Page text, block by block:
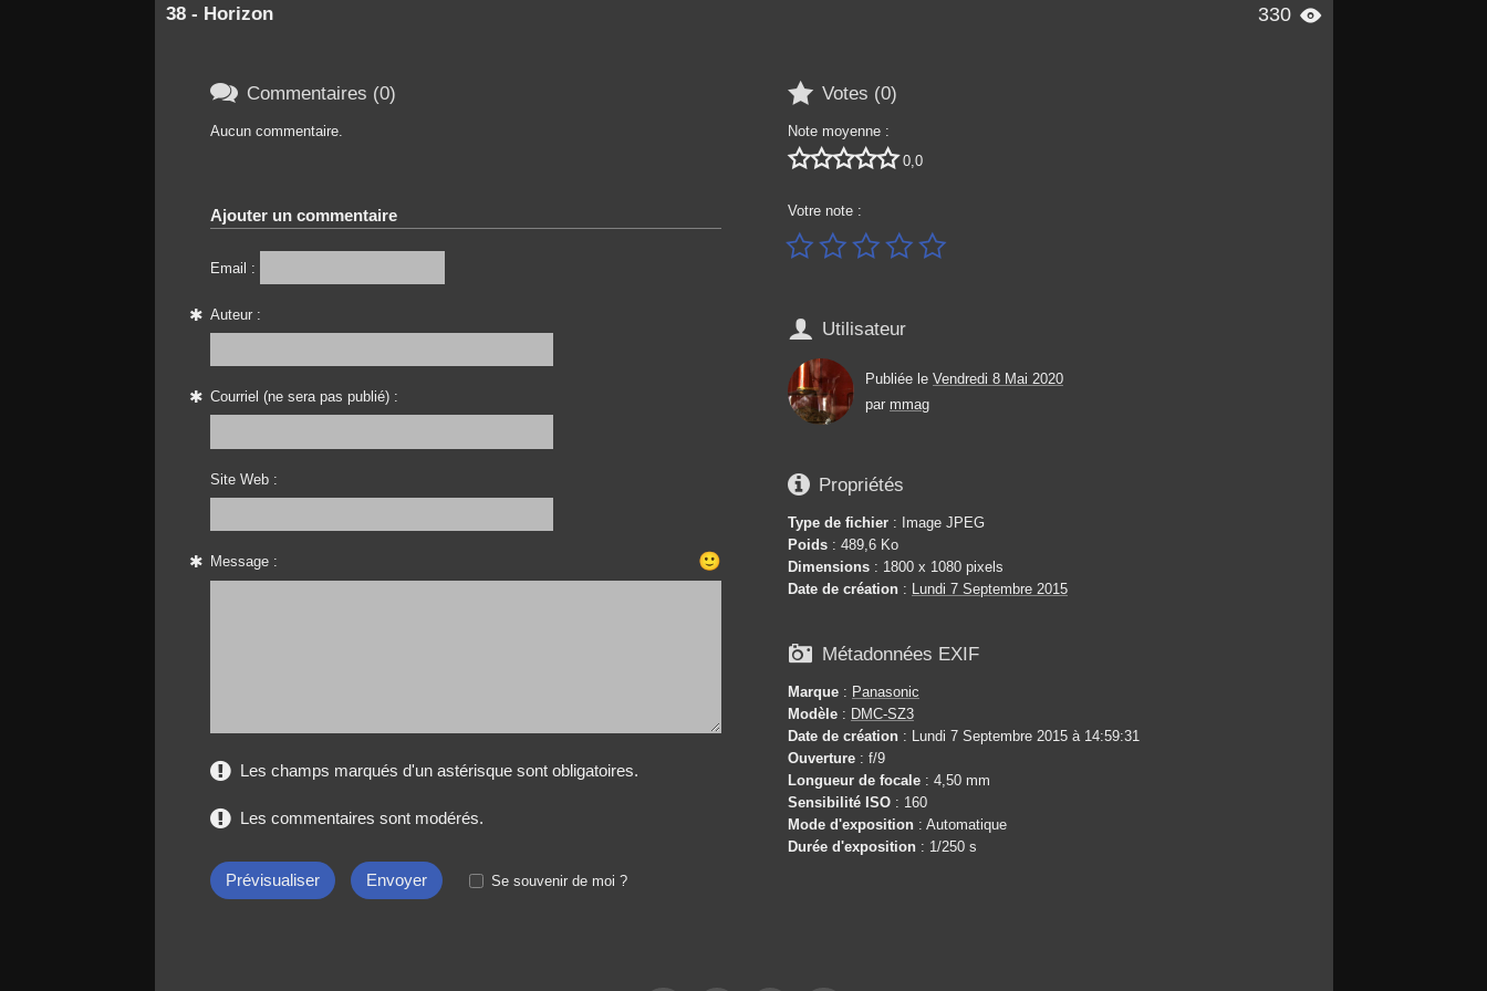
330 
38 - Horizon
 Votes (0)
Note moyenne :
 0,0
Votre note :

 Utilisateur
Publiée le Vendredi 8 Mai 2020
par mmag
 Propriétés
Type de fichier : Image JPEG
Poids : 489,6 Ko
Dimensions : 1800 x 1080 pixels
Date de création : Lundi 7 Septembre 2015
 Métadonnées EXIF
Marque : Panasonic
Modèle : DMC-SZ3
Date de création : Lundi 7 Septembre 2015 à 14:59:31
Ouverture : f/9
Longueur de focale : 4,50 mm
Sensibilité ISO : 160
Mode d'exposition : Automatique
Durée d'exposition : 1/250 s
 Commentaires (0)
Aucun commentaire.
Ajouter un commentaire
Email :
Auteur :
Courriel (ne sera pas publié) :
Site Web :
Message : 🙂
Les champs marqués d'un astérisque sont obligatoires.
Les commentaires sont modérés.
Se souvenir de moi ?